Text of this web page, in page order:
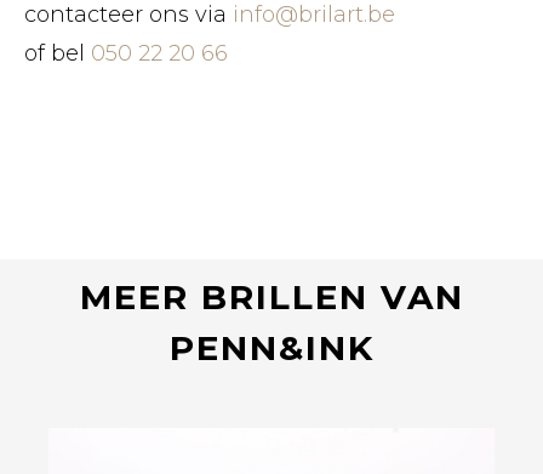
contacteer ons via info@brilart.be
of bel 050 22 20 66
MEER BRILLEN VAN
PENN&INK